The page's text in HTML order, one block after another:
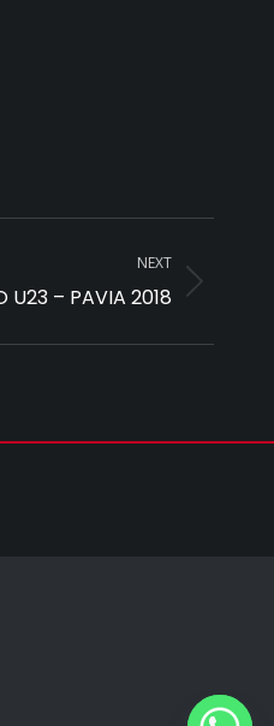
NEXT
U23 – PAVIA 2018